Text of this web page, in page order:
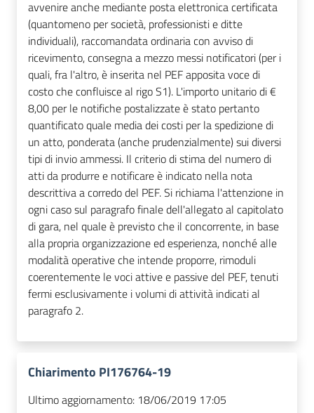
avvenire anche mediante posta elettronica certificata
(quantomeno per società, professionisti e ditte
individuali), raccomandata ordinaria con avviso di
ricevimento, consegna a mezzo messi notificatori (per i
quali, fra l'altro, è inserita nel PEF apposita voce di
costo che confluisce al rigo S1). L'importo unitario di €
8,00 per le notifiche postalizzate è stato pertanto
quantificato quale media dei costi per la spedizione di
un atto, ponderata (anche prudenzialmente) sui diversi
tipi di invio ammessi. Il criterio di stima del numero di
atti da produrre e notificare è indicato nella nota
descrittiva a corredo del PEF. Si richiama l'attenzione in
ogni caso sul paragrafo finale dell'allegato al capitolato
di gara, nel quale è previsto che il concorrente, in base
alla propria organizzazione ed esperienza, nonché alle
modalità operative che intende proporre, rimoduli
coerentemente le voci attive e passive del PEF, tenuti
fermi esclusivamente i volumi di attività indicati al
paragrafo 2.
Chiarimento PI176764-19
Ultimo aggiornamento: 18/06/2019 17:05